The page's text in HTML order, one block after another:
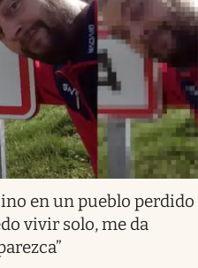
en un pueblo perdido
vivir solo, me da